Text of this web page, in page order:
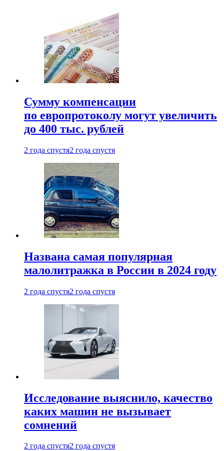
Сумму компенсации
по европротоколу могут увеличить
до 400 тыс. рублей
2 года спустя2 года спустя
Названа самая популярная
малолитражка в России в 2024 году
2 года спустя2 года спустя
Исследование выяснило, качество
каких машин не вызывает
сомнений
2 года спустя2 года спустя